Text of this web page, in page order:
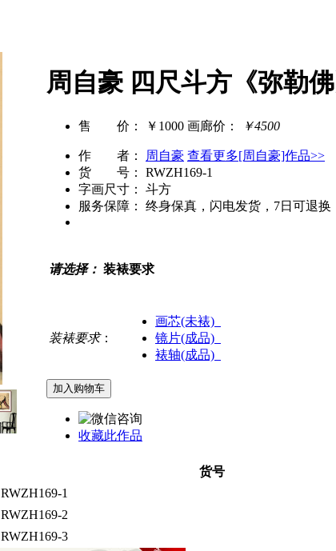
周自豪 四尺斗方《弥勒
售 价： ￥1000 画廊价： ￥4500
作 者： 周自豪 查看更多[周自豪]作品>>
货 号： RWZH169-1
字画尺寸：
斗方
服务保障：
终身保真，闪电发货，7日可退换
请选择： 装裱要求
装裱要求：
画芯(未裱)
镜片(成品)
裱轴(成品)
收藏此作品
货号
RWZH169-1
RWZH169-2
RWZH169-3